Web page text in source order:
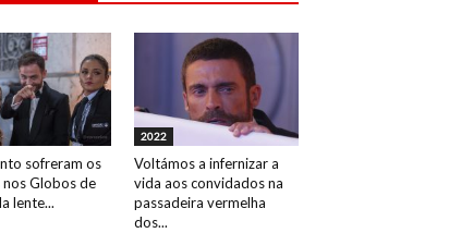
sofreram os
Globos de
lente...
2022
Voltámos a infernizar a
vida aos convidados na
passadeira vermelha
dos...